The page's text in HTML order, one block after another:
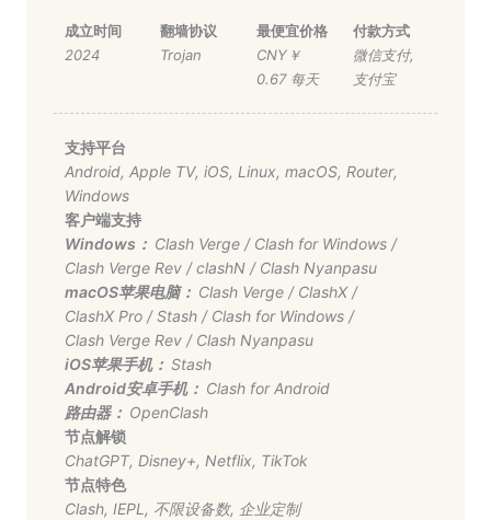
成立时间
2024
翻墙协议
Trojan
最便宜价格
CNY￥
0.67 每天
付款方式
微信支付,
支付宝
支持平台
Android, Apple TV, iOS, Linux, macOS, Router,
Windows
客户端支持
Windows： Clash Verge/ Clash for Windows/
Clash Verge Rev/clashN/ Clash Nyanpasu
macOS苹果电脑： Clash Verge/ ClashX/
ClashX Pro/Stash/ Clash for Windows/
Clash Verge Rev/ Clash Nyanpasu
iOS苹果手机： Stash
Android安卓手机： Clash for Android
路由器： OpenClash
节点解锁
ChatGPT, Disney+, Netflix, TikTok
节点特色
Clash, IEPL , 不限设备数, 企业定制